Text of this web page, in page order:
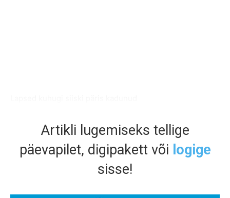
Artikli lugemiseks tellige
päevapilet, digipakett või logige
sisse!